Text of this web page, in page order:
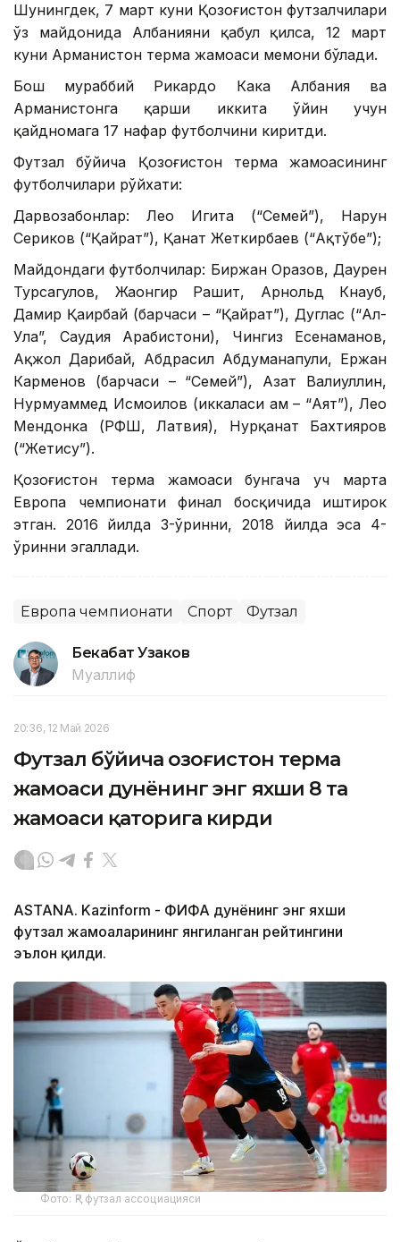
Шунингдек, 7 март куни Қозоғистон футзалчилари
ўз майдонида Албанияни қабул қилса, 12 март
куни Арманистон терма жамоаси меҳмони бўлади.
Бош мураббий Рикардо Кака Албания ва
Арманистонга қарши иккита ўйин учун
қайдномага 17 нафар футболчини киритди.
Футзал бўйича Қозоғистон терма жамоасининг
футболчилари рўйхати:
Дарвозабонлар: Лео Игита (“Семей”), Нарун
Сериков (“Қайрат”), Қанат Жеткирбаев (“Ақтўбе”);
Майдондаги футболчилар: Биржан Оразов, Даурен
Турсагулов, Жаҳонгир Рашит, Арнольд Кнауб,
Дамир Қаирбай (барчаси – “Қайрат”), Дуглас (“Ал-
Ула”, Саудия Арабистони), Чингиз Есенаманов,
Ақжол Дарибай, Абдрасил Абдуманапули, Ержан
Карменов (барчаси – “Семей”), Азат Валиуллин,
Нурмуҳаммед Исмоилов (иккаласи ҳам – “Аят”), Лео
Мендонка (РФШ, Латвия), Нурқанат Бахтияров
(“Жетису”).
Қозоғистон терма жамоаси бунгача уч марта
Европа чемпионати финал босқичида иштирок
этган. 2016 йилда 3-ўринни, 2018 йилда эса 4-
ўринни эгаллади.
Европа чемпионати Спорт Футзал
Бекабат Узаков
Муаллиф
20:36, 12 Май 2026
Футзал бўйича Қозоғистон терма
жамоаси дунёнинг энг яхши 8 та
жамоаси қаторига кирди
ASTANA. Kazinform - ФИФА дунёнинг энг яхши
футзал жамоаларининг янгиланган рейтингини
эълон қилди.
Фото: ҚР футзал ассоциацияси